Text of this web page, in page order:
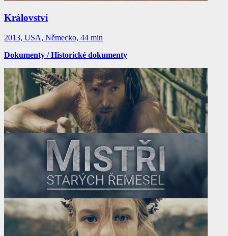
Království
2013, USA, Německo, 44 min
Dokumenty / Historické dokumenty